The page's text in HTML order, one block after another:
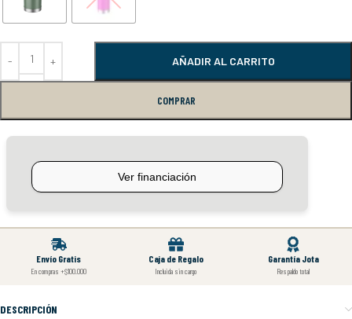
AÑADIR AL CARRITO
COMPRAR
Envío Gratis
En compras +$100.000
Caja de Regalo
Incluida sin cargo
Garantía Jota
Respaldo total
DESCRIPCIÓN